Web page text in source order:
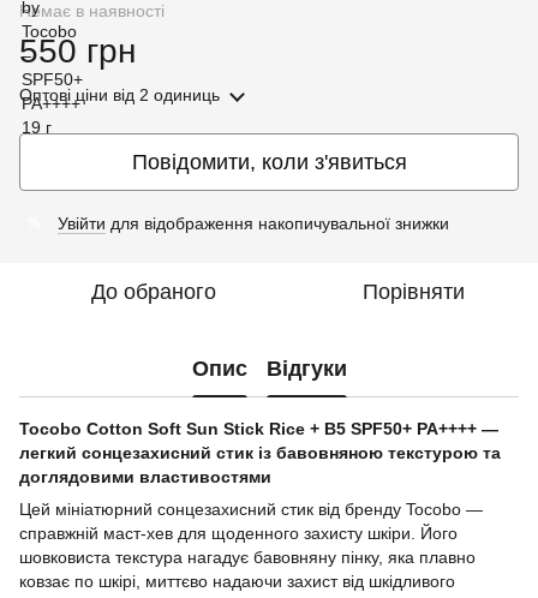
Немає в наявності
550 грн
Оптові ціни від 2 одиниць
Повідомити, коли з'явиться
Увійти для відображення накопичувальної знижки
До обраного Порівняти
Опис Відгуки
Tocobo Cotton Soft Sun Stick Rice + B5 SPF50+ PA++++ —
легкий сонцезахисний стик із бавовняною текстурою та
доглядовими властивостями
Цей мініатюрний сонцезахисний стик від бренду Tocobo —
справжній маст-хев для щоденного захисту шкіри. Його
шовковиста текстура нагадує бавовняну пінку, яка плавно
ковзає по шкірі, миттєво надаючи захист від шкідливого